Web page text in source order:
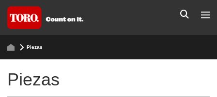
Piezas
Piezas